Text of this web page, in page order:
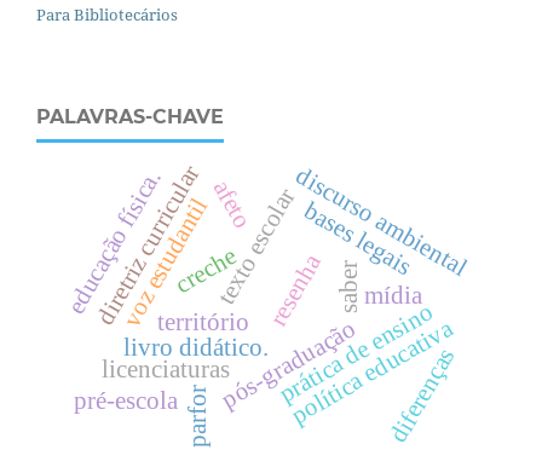
Para Bibliotecários
PALAVRAS-CHAVE
resenha
território
diretriz curricular
prática de ensino
texto escolar
pós-graduação
saber
política educativa
discurso ambiental
mídia
livro didático.
licenciaturas
parfor
voz estudantil
e
d
u
c
a
ç
ã
o
f
í
s
i
c
a
.
pré-escola
creche bases legais
diferenças
afeto